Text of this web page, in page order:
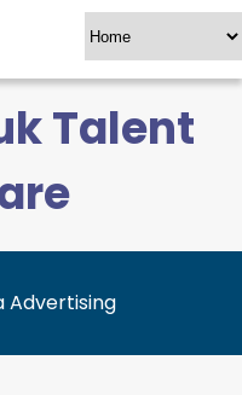
Talent
Advertising